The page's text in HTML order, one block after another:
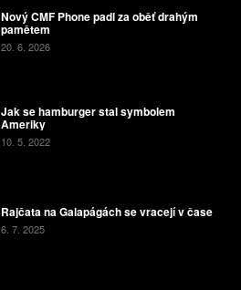
Nový CMF Phone padl za oběť drahým
pamětem
20. 6. 2026
Jak se hamburger stal symbolem
Ameriky
10. 5. 2022
Rajčata na Galapágách se vracejí v čase
6. 7. 2025